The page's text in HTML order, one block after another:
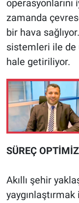
zamanda
bir hava
sistemleri ile de
hale getiriliyor.
SÜREÇ
Akıllı şehir